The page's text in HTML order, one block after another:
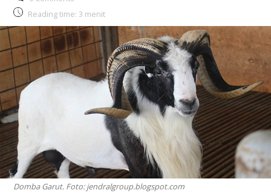
Reading time: 3 menit
Domba Garut. Foto: jendralgroup.blogspot.com